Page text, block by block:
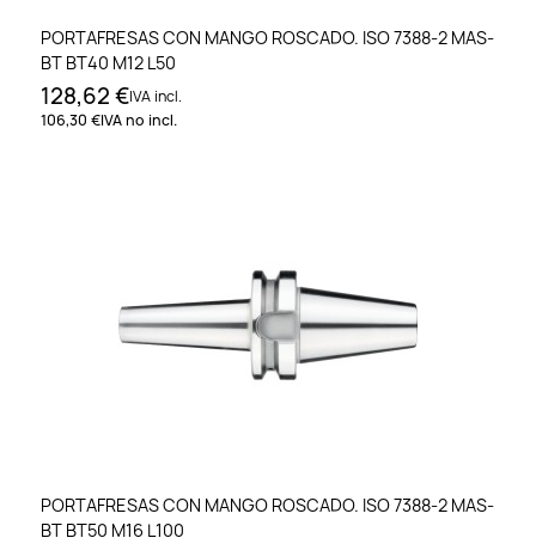
PORTAFRESAS CON MANGO ROSCADO. ISO 7388-2 MAS-
BT BT40 M12 L50
128,62 €IVA incl.
106,30 €IVA no incl.
PORTAFRESAS CON MANGO ROSCADO. ISO 7388-2 MAS-
BT BT50 M16 L100